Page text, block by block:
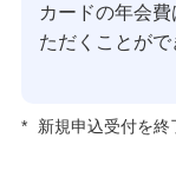
カードの年会
ただくことがで
* 新規申込受付を終